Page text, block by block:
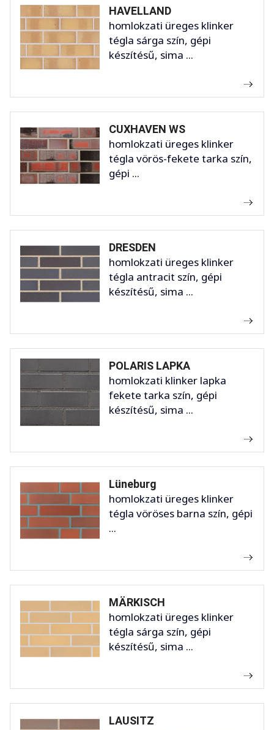
HAVELLAND
homlokzati üreges klinker
tégla sárga szín, gépi
készítésű, sima ...
CUXHAVEN WS
homlokzati üreges klinker
tégla vörös-fekete tarka szín,
gépi ...
DRESDEN
homlokzati üreges klinker
tégla antracit szín, gépi
készítésű, sima ...
POLARIS LAPKA
homlokzati klinker lapka
fekete tarka szín, gépi
készítésű, sima ...
Lüneburg
homlokzati üreges klinker
tégla vöröses barna szín, gépi
...
MÄRKISCH
homlokzati üreges klinker
tégla sárga szín, gépi
készítésű, sima ...
LAUSITZ